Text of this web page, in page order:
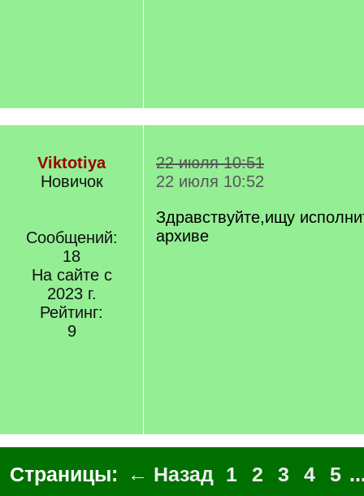
Viktotiya
Новичок
Сообщений:
18
На сайте с
2023 г.
Рейтинг:
9
22 июля 10:51
22 июля 10:52
Здравствуйте,ищу
архиве
Страницы: ← Назад 1 2 3 4 5